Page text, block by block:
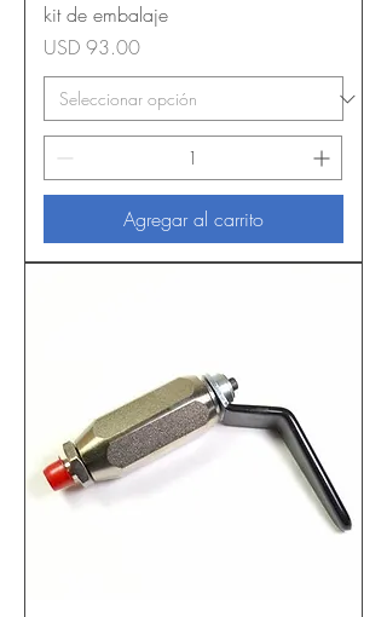
kit de embalaje
Precio
USD 93.00
Agregar al carrito